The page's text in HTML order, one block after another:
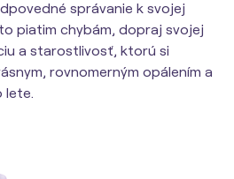
správanie k svojej
piatim chybám, dopraj svojej
a starostlivosť, ktorú si
rovnomerným opálením a
lete.